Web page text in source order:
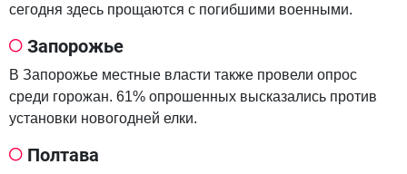
сегодня здесь прощаются с погибшими военными.
Запорожье
В Запорожье местные власти также провели опрос
среди горожан. 61% опрошенных высказались против
установки новогодней елки.
Полтава